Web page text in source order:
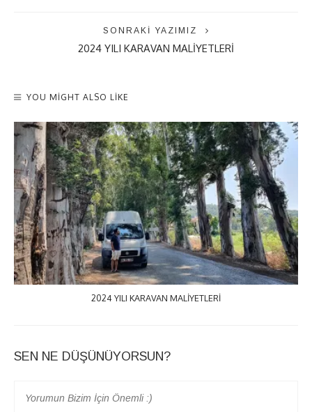
SONRAKI YAZIMIZ
2024 YILI KARAVAN MALIYETLERI
YOU MIGHT ALSO LIKE
2024 YILI KARAVAN MALIYETLERI
SEN NE DÜŞÜNÜYORSUN?